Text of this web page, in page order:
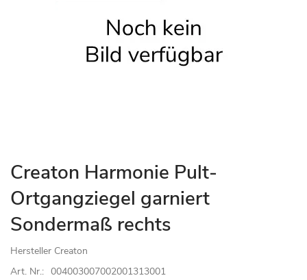
Zum
Anfang
der
Bildgalerie
springen
Creaton Harmonie Pult-
Ortgangziegel garniert
Sondermaß rechts
Hersteller Creaton
Art. Nr.: 004003007002001313001